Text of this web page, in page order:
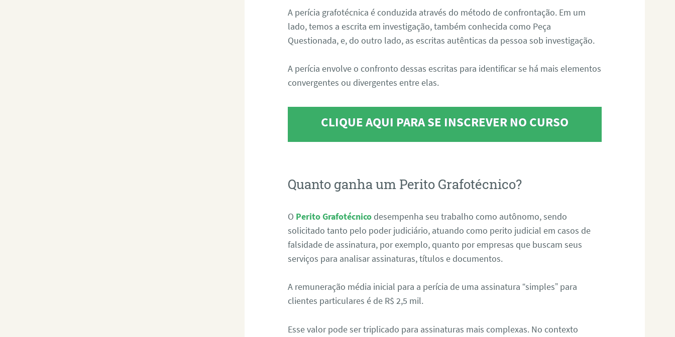
A perícia grafotécnica é conduzida através do método de confrontação. Em um
lado, temos a escrita em investigação, também conhecida como Peça
Questionada, e, do outro lado, as escritas autênticas da pessoa sob investigação.
A perícia envolve o confronto dessas escritas para identificar se há mais elementos
convergentes ou divergentes entre elas.
CLIQUE AQUI PARA SE INSCREVER NO CURSO
Quanto ganha um Perito Grafotécnico?
O Perito Grafotécnico desempenha seu trabalho como autônomo, sendo
solicitado tanto pelo poder judiciário, atuando como perito judicial em casos de
falsidade de assinatura, por exemplo, quanto por empresas que buscam seus
serviços para analisar assinaturas, títulos e documentos.
A remuneração média inicial para a perícia de uma assinatura “simples” para
clientes particulares é de R$ 2,5 mil.
Esse valor pode ser triplicado para assinaturas mais complexas. No contexto